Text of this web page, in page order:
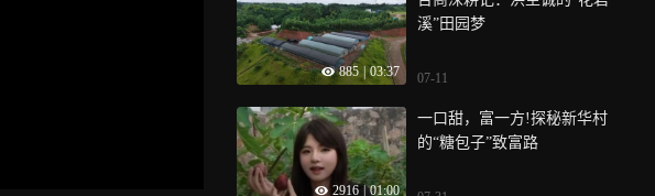
885 03:37
溪”田园梦
07-11
2916 01:00
一口甜，富一方!探秘新华村
的“糖包子”致富路